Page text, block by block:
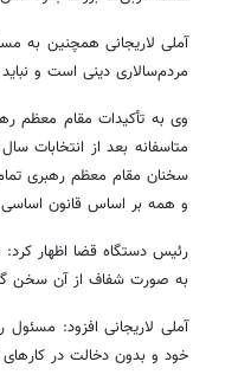
آملی لاریجانی همچنین به
مردم‌سالاری دینی است و
وی به تأکیدات مقام معظم
سخنان مقام معظم رهبری
و همه بر اساس قانون
رئیس دستگاه قضا اظهار
به صورت شفاف از آن سخن
آملی لاریجانی افزود:‌
خود و بدون دخالت در